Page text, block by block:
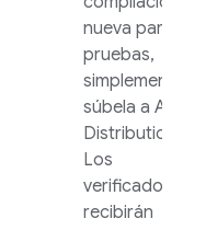
nueva para
pruebas,
simplemente
súbela a App
Distribution
Los
verificadores
recibirán